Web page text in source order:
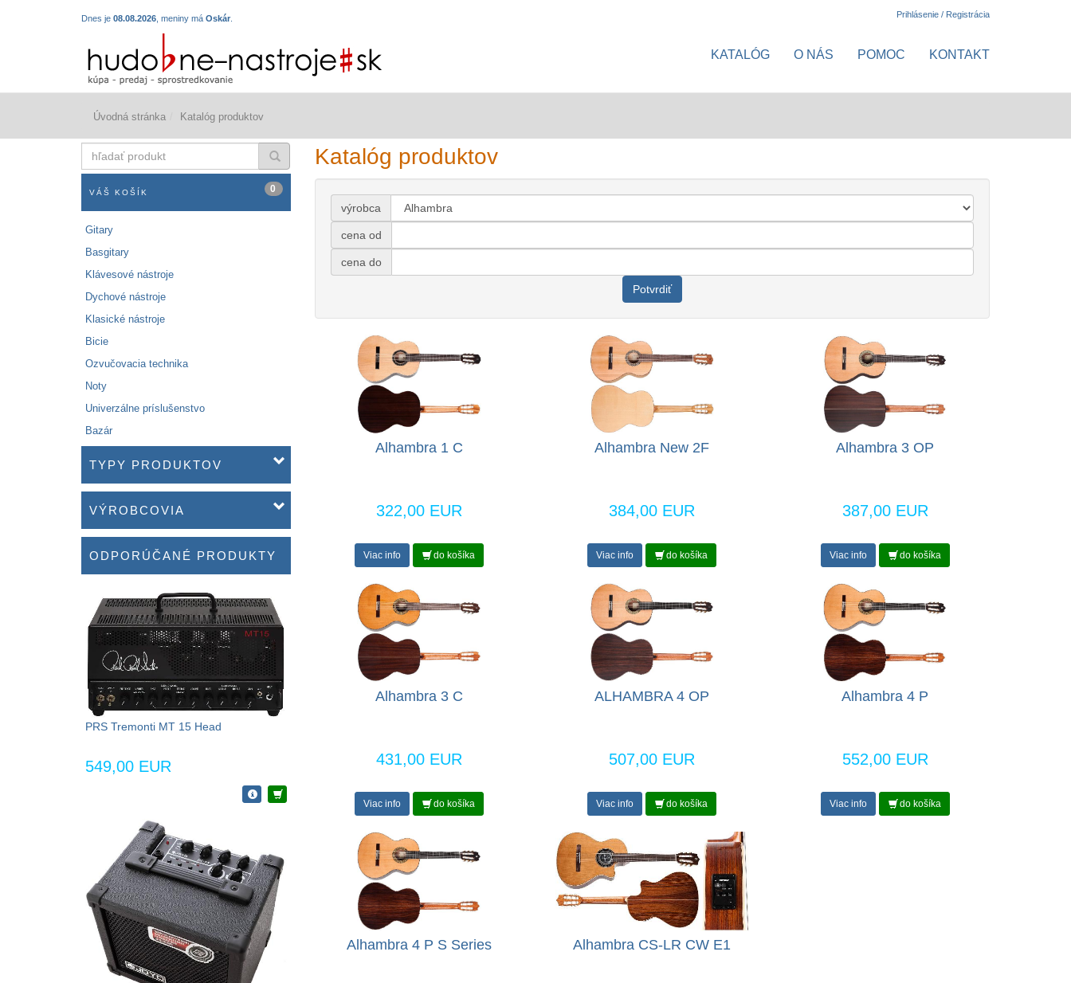
Dnes je 08.08.2026 , meniny má Oskár Prihlásenie / Registrácia
KATALÓG O NÁS POMOC KONTAKT
Úvodná stránka Katalóg produktov
produkt
VÁŠ KOŠÍK 0
Gitary
Basgitary
Klávesové nástroje
Dychové nástroje
Klasické nástroje
Bicie
Ozvučovacia technika
Noty
Univerzálne príslušenstvo
Bazár
TYPY PRODUKTOV
VÝROBCOVIA
ODPORÚČANÉ PRODUKTY
PRS Tremonti MT 15 Head
549,00 EUR
Katalóg produktov
výrobca
cena od
cena do
Potvrdiť
Alhambra 1 C
322,00 EUR
Viac info do košíka
Alhambra New 2F
384,00 EUR
Viac info do košíka
Alhambra 3 OP
387,00 EUR
Viac info do košíka
Alhambra 3 C
431,00 EUR
Viac info do košíka
ALHAMBRA 4 OP
507,00 EUR
Viac info do košíka
Alhambra 4 P
552,00 EUR
Viac info do košíka
Alhambra 4 P S Series Alhambra CS-LR CW E1